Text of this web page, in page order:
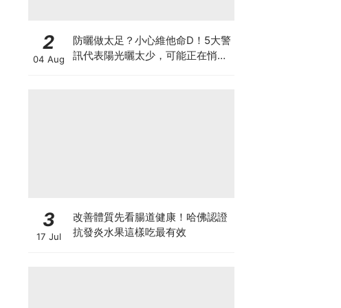
2
04 Aug
防曬做太足？小心維他命D！5大警
訊代表陽光曬太少，可能正在悄悄
3
17 Jul
改善體質先看腸道健康！哈佛認證
抗發炎水果這樣吃最有效